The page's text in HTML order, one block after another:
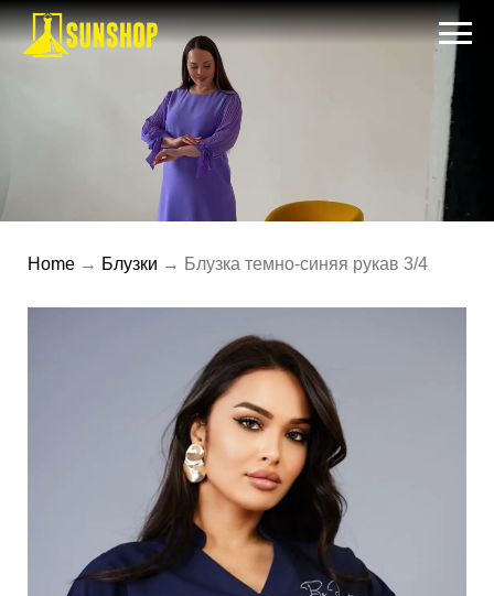
Home → Блузки → Блузка темно-синяя рукав 3/4